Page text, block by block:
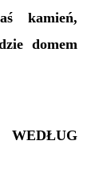
kamień,
domem